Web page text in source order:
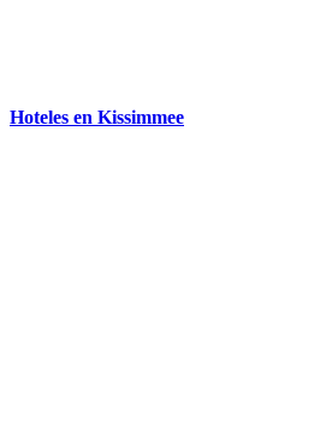
Hoteles en Kissimmee